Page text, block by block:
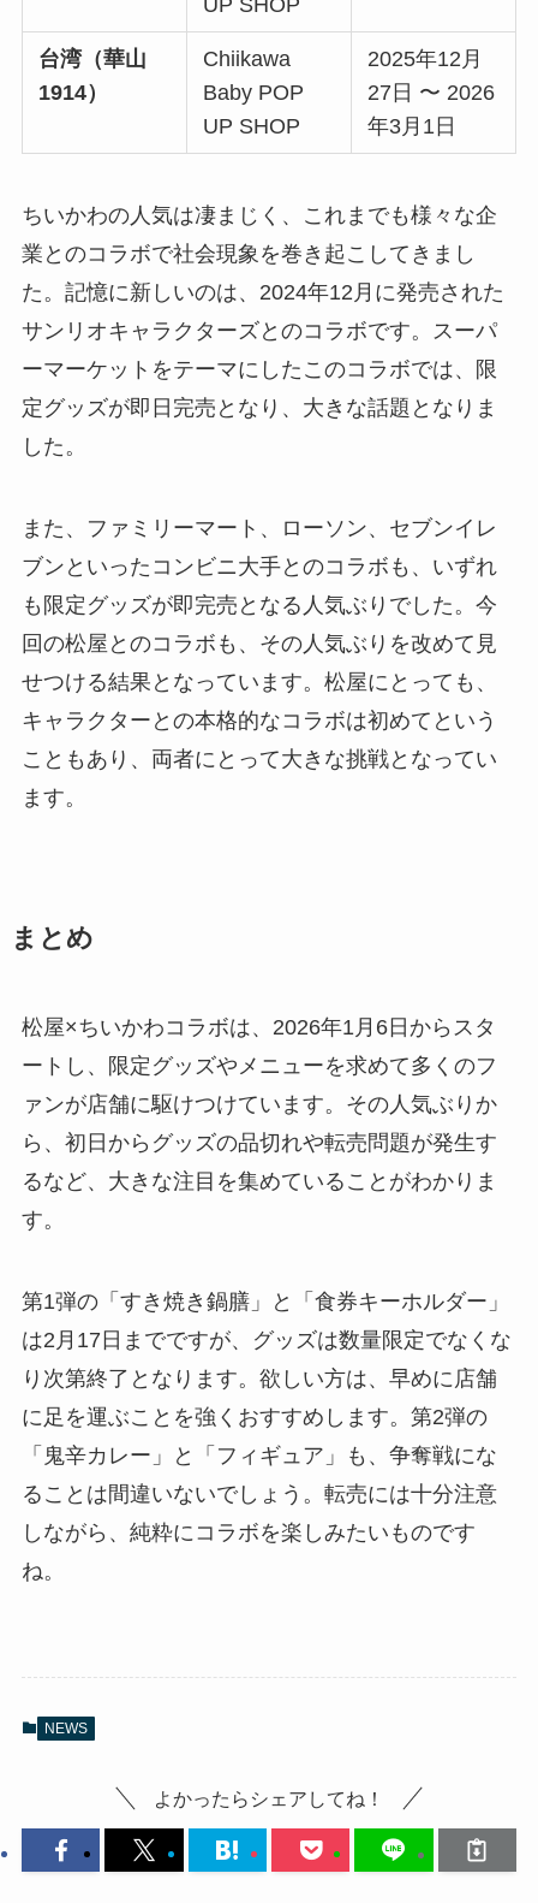
台湾（華山
1914）
Chiikawa
Baby POP
UP SHOP
2025年12月
27日 〜 2026
年3月1日
ちいかわの人気は凄まじく、これまでも様々な企
業とのコラボで社会現象を巻き起こしてきまし
た。記憶に新しいのは、2024年12月に発売された
サンリオキャラクターズとのコラボです。スーパ
ーマーケットをテーマにしたこのコラボでは、限
定グッズが即日完売となり、大きな話題となりま
した。
また、ファミリーマート、ローソン、セブンイレ
ブンといったコンビニ大手とのコラボも、いずれ
も限定グッズが即完売となる人気ぶりでした。今
回の松屋とのコラボも、その人気ぶりを改めて見
せつける結果となっています。松屋にとっても、
キャラクターとの本格的なコラボは初めてという
こともあり、両者にとって大きな挑戦となってい
ます。
まとめ
松屋×ちいかわコラボは、2026年1月6日からスタ
ートし、限定グッズやメニューを求めて多くのフ
ァンが店舗に駆けつけています。その人気ぶりか
ら、初日からグッズの品切れや転売問題が発生す
るなど、大きな注目を集めていることがわかりま
す。
第1弾の「すき焼き鍋膳」と「食券キーホルダー」
は2月17日までですが、グッズは数量限定でなくな
り次第終了となります。欲しい方は、早めに店舗
に足を運ぶことを強くおすすめします。第2弾の
「鬼辛カレー」と「フィギュア」も、争奪戦にな
ることは間違いないでしょう。転売には十分注意
しながら、純粋にコラボを楽しみたいものです
ね。
NEWS
よかったらシェアしてね！